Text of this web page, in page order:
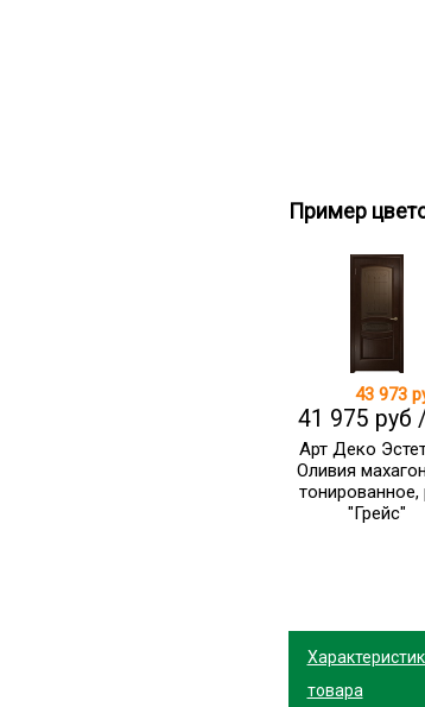
Пример
43 973
41 975 руб
Арт Деко
Оливия
тонированное,
"Грейс"
товара